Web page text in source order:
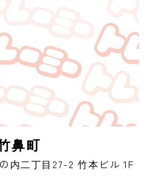
鼻町
内二丁目27-2 竹本ビル 1F